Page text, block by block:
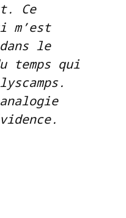
Ce
m’est
le
temps qui